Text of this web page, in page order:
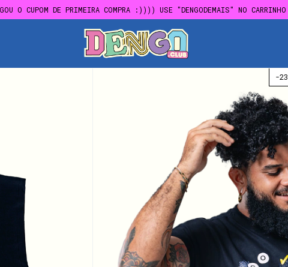
FRETE GRÁTIS EM COMPRAS ACIMA DE R$300,00
O CUPOM DE PRIMEIRA COMPRA :)))) USE "DENGODEMAIS" NO CARRINHO
-23